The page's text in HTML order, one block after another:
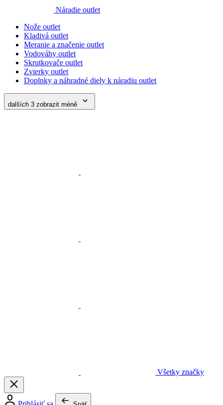
Náradie outlet
Nože outlet
Kladivá outlet
Meranie a značenie outlet
Vodováhy outlet
Skrutkovače outlet
Zvierky outlet
Doplnky a náhradné diely k náradiu outlet
dalších 3 zobrazit méně
Všetky značky